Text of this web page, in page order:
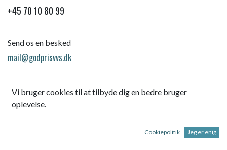
+45 70 10 80 99
Send os en besked
mail@godprisvvs.dk
Startside
Vi bruger cookies til at tilbyde dig en bedre bruger
oplevelse.
Cookiepolitik Jeg er enig